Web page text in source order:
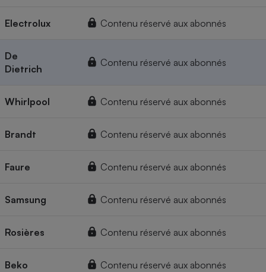
Electrolux Contenu réservé aux abonnés
De
Dietrich
Contenu réservé aux abonnés
Whirlpool Contenu réservé aux abonnés
Brandt Contenu réservé aux abonnés
Faure Contenu réservé aux abonnés
Samsung Contenu réservé aux abonnés
Rosières Contenu réservé aux abonnés
Beko Contenu réservé aux abonnés